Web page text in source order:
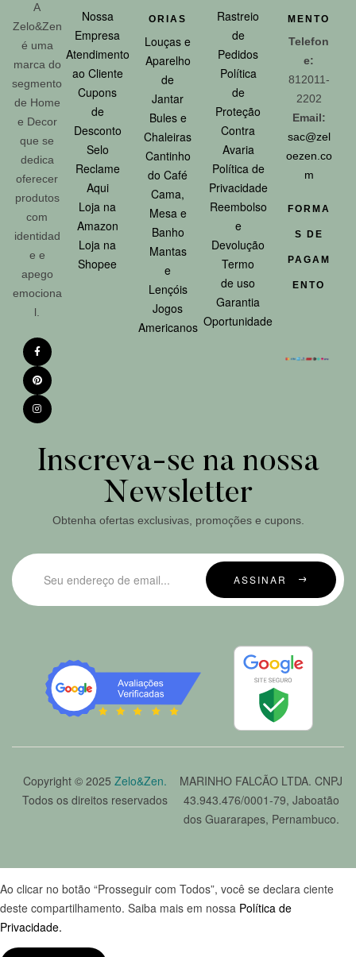
A
Zelo&Zen
é uma
marca do
segmento
de Home
e Decor
que se
dedica
oferecer
produtos
com
identidad
e e
apego
emociona
l.
Nossa
Empresa
Atendimento
ao Cliente
Cupons
de
Desconto
Selo
Reclame
Aqui
Loja na
Amazon
Loja na
Shopee
ORIAS
Louças e
Aparelho
de
Jantar
Bules e
Chaleiras
Cantinho
do Café
Cama,
Mesa e
Banho
Mantas
e
Lençóis
Jogos
Americanos
Rastreio
de
Pedidos
Política
de
Proteção
Contra
Avaria
Política de
Privacidade
Reembolso
e
Devolução
Termo
de uso
Garantia
Oportunidade
MENTO
Telefon
e:
812011-
2202
Email:
sac@zel
oezen.co
m
FORMA
S DE
PAGAM
ENTO
Inscreva-se na nossa
Newsletter
Obtenha ofertas exclusivas, promoções e cupons.
ASSINAR
Copyright © 2025 Zelo&Zen.
Todos os direitos reservados
MARINHO FALCÃO LTDA. CNPJ
43.943.476/0001-79, Jaboatão
dos Guararapes, Pernambuco.
Ao clicar no botão “Prosseguir com Todos”, você se declara ciente
deste compartilhamento. Saiba mais em nossa Política de
Privacidade.